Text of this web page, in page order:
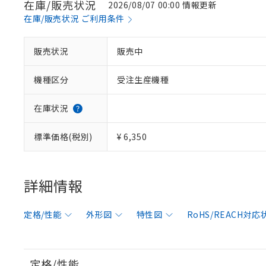
在庫/販売状況
2026/08/07 00:00 情報更新
在庫/販売状況 ご利用条件
販売状況 販売中
機種区分 受注生産機種
在庫状況
標準価格(税別) ¥ 6,350
詳細情報
定格/性能 外形図 特性図 RoHS/REACH対応